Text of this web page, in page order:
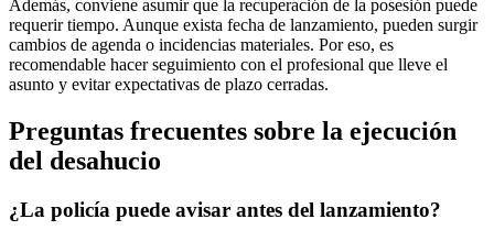
Además, conviene asumir que la recuperación de la posesión puede
requerir tiempo. Aunque exista fecha de lanzamiento, pueden surgir
cambios de agenda o incidencias materiales. Por eso, es
recomendable hacer seguimiento con el profesional que lleve el
asunto y evitar expectativas de plazo cerradas.
Preguntas frecuentes sobre la ejecución
del desahucio
¿La policía puede avisar antes del lanzamiento?